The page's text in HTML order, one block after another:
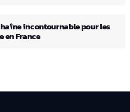
incontournable pour les
en France